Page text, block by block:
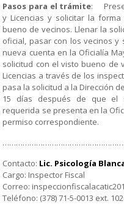
Pasos para el trámite:
y Licencias y solicitar la
bueno de vecinos. Llenar la
oficial, pasar con los vecinos
nueva cuenta en la Oficialía
solicitud con el visto bueno de
Licencias a través de los
pasa la solicitud a la Dirección
15 días después de que el
requerida se presenta en la
permiso correspondiente.
Contacto: Lic. Psicología
Cargo: Inspector Fiscal
Correo:
Teléfono: (378) 71-5-0013 ext.